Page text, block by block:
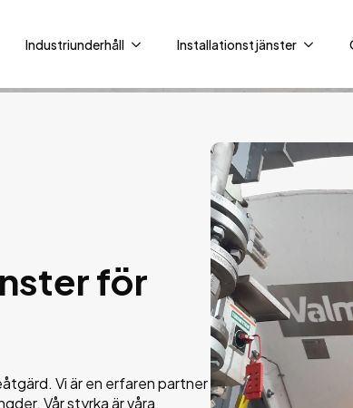
Industriunderhåll Installationstjänster
för
Vi är en erfaren partner
Vår styrka är våra